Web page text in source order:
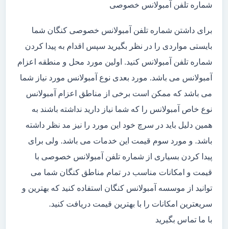
شماره تلفن آمبولانس خصوصی
برای داشتن شماره تلفن آمبولانس خصوصی کنگان شما
بایستی مواردی را در نظر بگیرید سپس اقدام به پیدا کردن
شماره تلفن آمبولانس کنید. اولین مورد محل و منطقه اعزام
آمبولانس می باشد. مورد بعدی نوع آمبولانس مورد نیاز شما
می باشد که ممکن است برخی از مناطق اعزام آمبولانس
نوع خاص آمبولانس را که شما نیاز دارید نداشته باشند به
همین دلیل باید در سرچ خود این مورد را نیز مد نظر داشته
باشد. و مورد سوم قیمت این خدمات می باشد. ولی برای
پیدا کردن بسیاری از شماره تلفن آمبولانس خصوصی با
قیمت و امکانات مناسب در تمام مناطق کنگان شما می
توانید از موسسه آمبولانس کنگان استفاده کنید که بهترین و
سریعترین امکانات را با بهترین قیمت دریافت کنید.
با ما تماس بگیرید